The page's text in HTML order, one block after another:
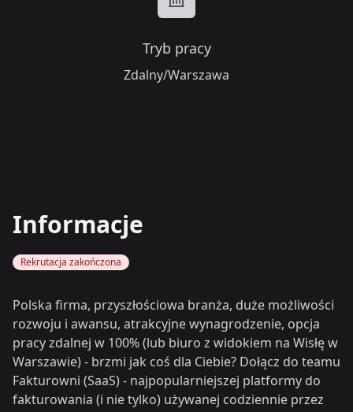
Tryb pracy
Zdalny/Warszawa
Informacje
Rekrutacja zakończona
Polska firma, przyszłościowa branża, duże możliwości
rozwoju i awansu, atrakcyjne wynagrodzenie, opcja
pracy zdalnej w 100% (lub biuro z widokiem na Wisłę w
Warszawie) - brzmi jak coś dla Ciebie? Dołącz do teamu
Fakturowni (SaaS) - najpopularniejszej platformy do
fakturowania (i nie tylko) używanej codziennie przez